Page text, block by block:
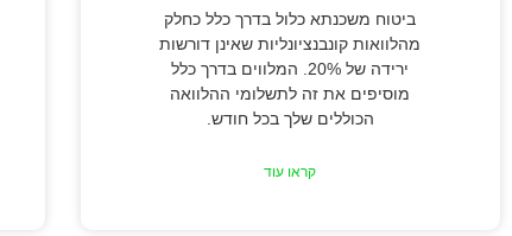
ביטוח משכנתא כלול בדרך כלל כחלק
מהלוואות קונבנציונליות שאינן דורשות
ירידה של 20%. המלווים בדרך כלל
מוסיפים את זה לתשלומי ההלוואה
הכוללים שלך בכל חודש.
קראו עוד